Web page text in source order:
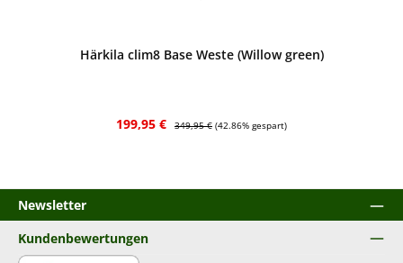
Härkila clim8 Base Weste (Willow green)
Verkaufspreis:
199,95 € Regulärer Preis:
349,95 € (42.86% gespart)
Newsletter
Kundenbewertungen